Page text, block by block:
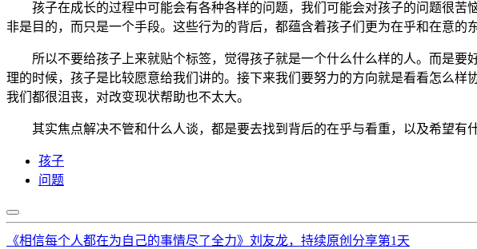
孩子在成长的过程中可能会有各种各样的问题，我们可能会对孩子的问题很
非是目的，而只是一个手段。这些行为的背后，都蕴含着孩子们更为在乎和在意的
所以不要给孩子上来就贴个标签，觉得孩子就是一个什么什么样的人。而是要
理的时候，孩子是比较愿意给我们讲的。接下来我们要努力的方向就是看看怎么
我们都很沮丧，对改变现状帮助也不太大。
其实焦点解决不管和什么人谈，都是要去找到背后的在乎与看重，以及希望有什
孩子
问题
《相信每个人都在为自己的事情尽了全力》刘友龙，持续原创分享第1天